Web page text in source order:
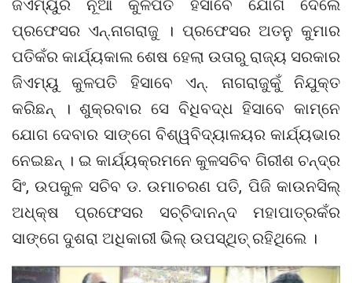
ଜିଏମ୍‌ୟୁର ନୂଆଁ କୁଳପତି ହିସାବେ ଯୋଗ ଦେଲେ
ପ୍ରଫେସର ଏନ୍‌.ନାଗରାଜୁ । ପ୍ରଫେସର ଅତନୁ କୁମାର
ପତିକଁର କାର୍ଯ୍ୟକାଲ ଶେଷ ହେଲା ଉତାରୁ ରାଜ୍ୟ ସରକାର
ଜିଏମ୍‌ୟୁ କୁଳପତି ହିସାବେ ଏନ୍‌. ନାଗରାଜୁକୁଁ ନିଯୁକ୍ତ
କରିଛନ୍ । ଶୁକ୍ରବାର ସେ ବିଧିବଦ୍ଧ ହିସାବେ କାମ୍‌ନେ
ଯୋଗ ଦେବାର ସାଙ୍ଗେ ବିଶ୍ୱବିଦ୍ୟାଳୟର କାର୍ଯ୍ୟଭାର
ନେଇଛନ୍ । ଇ କାର୍ଯ୍ୟକ୍ରମନେ କୁଳସଚିବ ଗିରୀଶ ଚନ୍ଦ୍ର
ସିଂ, ଉପକୁଳ ସଚିବ ଡ. ଉମାଚରଣ ପତି, ପିଜି କାଉନସିଲ୍
ଅଧ୍‌କ୍ଷ ପ୍ରଫେସର ସଚ୍ଚିଦାନନ୍ଦ ମହାପାତ୍ରକଁର
ସାଙ୍ଗେ ଦୁଶରା ଅଧିକାରୀ ଭିଲ୍ ଉପସ୍ଥିତ୍ ରହିଥିଲେ ।